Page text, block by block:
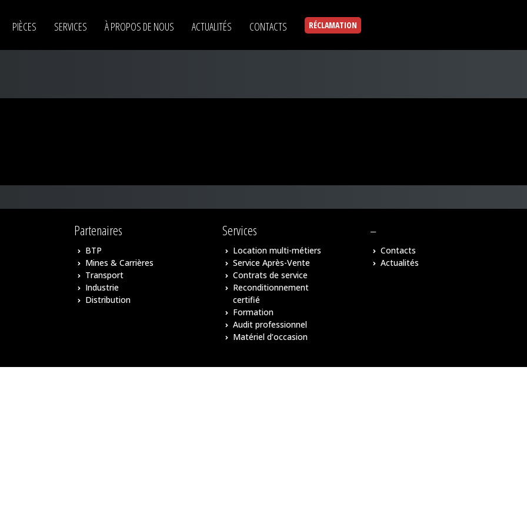
Bulldozers Liebherr
PIÈCES SERVICES À PROPOS DE NOUS ACTUALITÉS CONTACTS RÉCLAMATION
Partenaires
BTP
Mines & Carrières
Transport
Industrie
Distribution
Services
Location multi-métiers
Service Après-Vente
Contrats de service
Reconditionnement
certifié
Formation
Audit professionnel
Matériel d’occasion
–
Contacts
Actualités